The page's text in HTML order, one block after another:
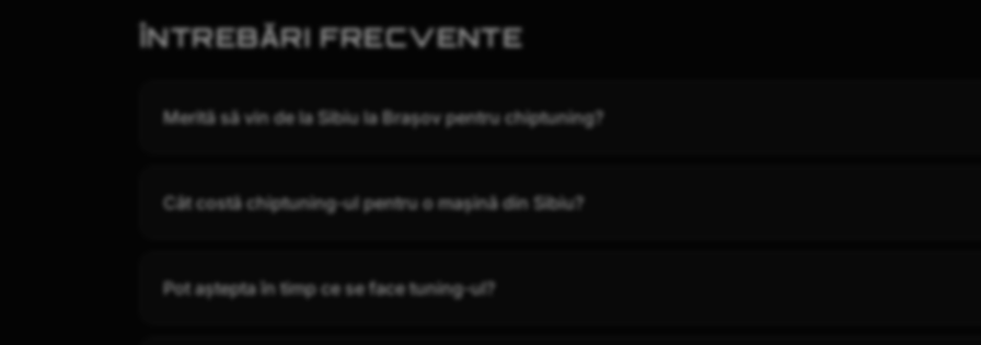
ÎNTREBĂRI FRECVENTE
Merită să vin de la Sibiu la Brașov pentru chiptuning?
Cât costă chiptuning-ul pentru o mașină din Sibiu?
Pot aștepta în timp ce se face tuning-ul?